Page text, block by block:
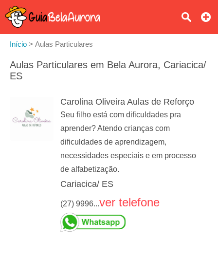
Início > Aulas Particulares
Aulas Particulares em Bela Aurora, Cariacica/
ES
Carolina Oliveira Aulas de Reforço
Seu filho está com dificuldades pra
aprender? Atendo crianças com
dificuldades de aprendizagem,
necessidades especiais e em processo
de alfabetização.
Cariacica/ ES
(27) 9996...ver telefone